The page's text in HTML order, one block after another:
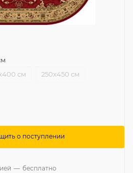
см 250x450 см
о поступлении
— бесплатно